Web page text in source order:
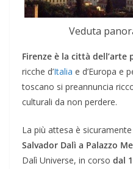
Veduta
Firenze è la città dell’arte
ricche d’Italia e d’Europa e
toscano si preannuncia
culturali da non perdere.
La più attesa è
Salvador Dalì a Palazzo
Dalì Universe, in corso dal